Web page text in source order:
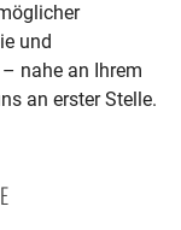
und
nahe an Ihrem
an erster Stelle.